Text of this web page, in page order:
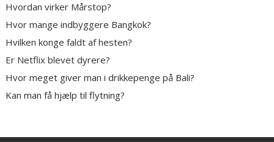
Hvordan virker Mårstop?
Hvor mange indbyggere Bangkok?
Hvilken konge faldt af hesten?
Er Netflix blevet dyrere?
Hvor meget giver man i drikkepenge på Bali?
Kan man få hjælp til flytning?